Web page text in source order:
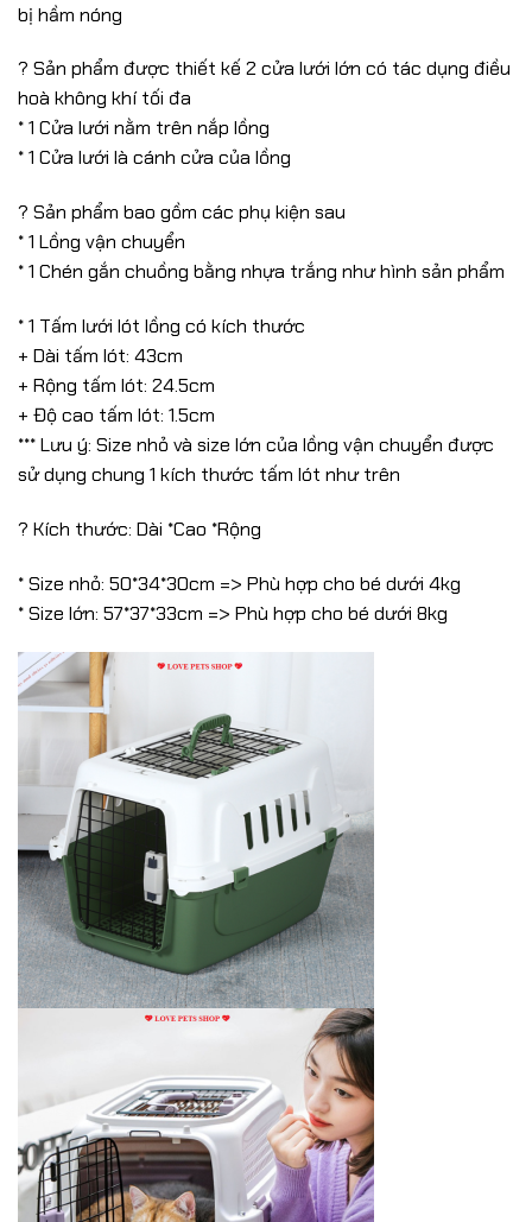
bị hầm nóng
? Sản phẩm được thiết kế 2 cửa lưới lớn có tác dụng điều
hoà không khí tối đa
* 1 Cửa lưới nằm trên nắp lồng
* 1 Cửa lưới là cánh cửa của lồng
? Sản phẩm bao gồm các phụ kiện sau
* 1 Lồng vận chuyển
* 1 Chén gắn chuồng bằng nhựa trắng như hình sản phẩm
* 1 Tấm lưới lót lồng có kích thước
+ Dài tấm lót: 43cm
+ Rộng tấm lót: 24.5cm
+ Độ cao tấm lót: 1.5cm
*** Lưu ý: Size nhỏ và size lớn của lồng vận chuyển được
sử dụng chung 1 kích thước tấm lót như trên
? Kích thước: Dài *Cao *Rộng
* Size nhỏ: 50*34*30cm => Phù hợp cho bé dưới 4kg
* Size lớn: 57*37*33cm => Phù hợp cho bé dưới 8kg